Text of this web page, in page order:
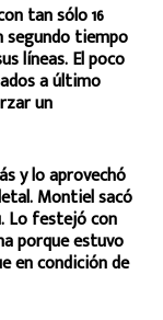
tan sólo 16
segundo tiempo
líneas. El poco
a último
un
y lo aprovechó
Montiel sacó
Lo festejó con
porque estuvo
en condición de